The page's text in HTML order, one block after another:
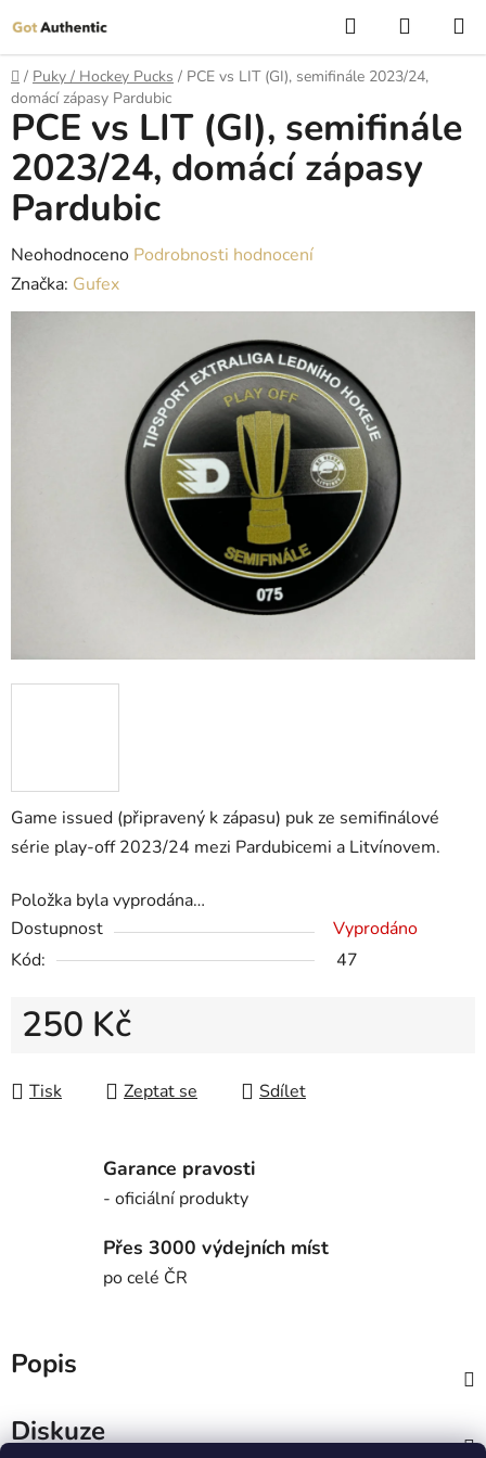
na
obsah
Hledat
KOŠÍK
Domů
/ Puky / Hockey Pucks / PCE vs LIT (GI), semifinále 2023/24,
domácí zápasy Pardubic
Game issued (připravený k zápasu) puk ze semifinálové
série play-off 2023/24 mezi Pardubicemi a Litvínovem.
Položka byla vyprodána…
Dostupnost
Vyprodáno
Kód:
47
250 Kč
Tisk
Zeptat se Sdílet
PCE vs LIT (GI), semifinále
2023/24, domácí zápasy
Pardubic
Průměrné
hodnocení
produktu
Neohodnoceno Podrobnosti hodnocení
Značka: Gufex
Garance pravosti
- oficiální produkty
Přes 3000 výdejních míst
po celé ČR
Popis
Diskuze